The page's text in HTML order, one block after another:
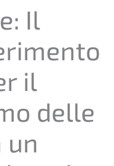
Il
il
delle
un